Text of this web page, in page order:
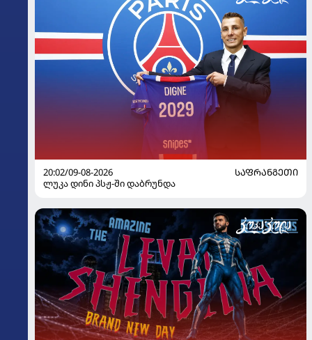
20:02/09-08-2026
ᲡᲐᲤᲠᲐᲜᲒᲔᲗᲘ
ლუკა დინი პსჟ-ში დაბრუნდა